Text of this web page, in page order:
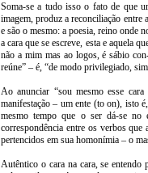
Soma-se a tudo isso o fato de que
imagem, produz a reconciliação entre
e são o mesmo: a poesia, reino onde
a cara que se escreve, esta e aquela
não a mim mas ao logos, é sábio
reúne” – é, “de modo privilegiado,
Ao anunciar “sou mesmo esse
manifestação – um ente (to on), isto
mesmo tempo que o ser dá-se no
correspondência entre os verbos
pertencidos em sua homonímia – o
Autêntico o cara na cara, se